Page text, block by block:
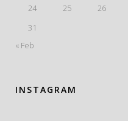
24
25 26
31
« Feb
INSTAGRAM